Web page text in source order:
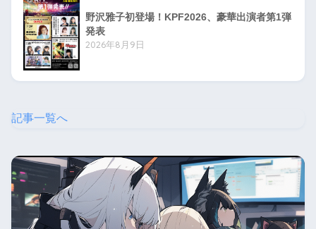
野沢雅子初登場！KPF2026、豪華出演者第1弾
発表
2026年8月9日
記事一覧へ